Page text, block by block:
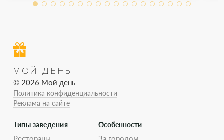
МОЙ ДЕНЬ
© 2026 Мой день
Политика конфиденциальности
Реклама на сайте
Типы заведения
Рестораны
Особенности
За городом